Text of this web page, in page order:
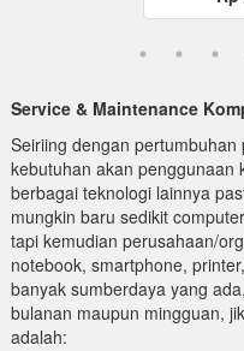
Service & Maintenance
Seiriing dengan
kebutuhan akan penggunaan
berbagai teknologi lainnya
mungkin baru sedikit
tapi kemudian perusahaan/
notebook, smartphone,
banyak sumberdaya yang
bulanan maupun mingguan,
adalah: